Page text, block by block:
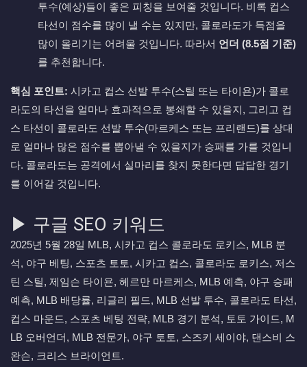
투수(예상)들이 좋은 피칭을 보여줄 것입니다. 비록 컵스
타선이 점수를 많이 낼 수는 있지만, 콜로라도가 득점을
많이 올리기는 어려울 것입니다. 따라서 언더 (8.5점 기준)
를 추천합니다.
핵심 포인트: 시카고 컵스 선발 투수(스틸 또는 타이욘)가 콜로
라도의 타선을 얼마나 효과적으로 봉쇄할 수 있을지, 그리고 컵
스 타선이 콜로라도 선발 투수(마르케스 또는 프리랜드)를 상대
로 얼마나 많은 점수를 뽑아낼 수 있을지가 승패를 가를 것입니
다. 콜로라도는 공격에서 실마리를 찾지 못한다면 답답한 경기
를 이어갈 것입니다.
▶ 구글 SEO 키워드
2025년 5월 28일 MLB, 시카고 컵스 콜로라도 로키스, MLB 분
석, 야구 베팅, 스포츠 토토, 시카고 컵스, 콜로라도 로키스, 저스
틴 스틸, 제임슨 타이욘, 헤르만 마르케스, MLB 예측, 야구 승패
예측, MLB 배당률, 리글리 필드, MLB 선발 투수, 콜로라도 타선,
컵스 마운드, 스포츠 베팅 전략, MLB 경기 분석, 토토 가이드, M
LB 오버언더, MLB 전문가, 야구 토토, 스즈키 세이야, 댄스비 스
완슨, 크리스 브라이언트.